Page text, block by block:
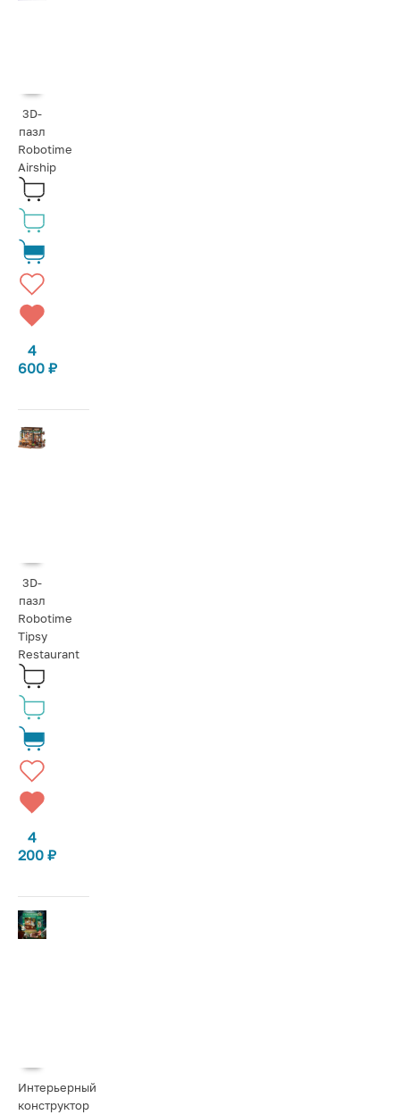
3D-
пазл
Robotime
Airship
4
600 ₽
3D-
пазл
Robotime
Tipsy
Restaurant
4
200 ₽
Интерьерный
конструктор